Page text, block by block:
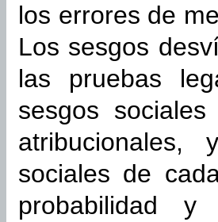
los errores de
Los sesgos
las pruebas
sesgos
atribucionales,
sociales de
probabilidad